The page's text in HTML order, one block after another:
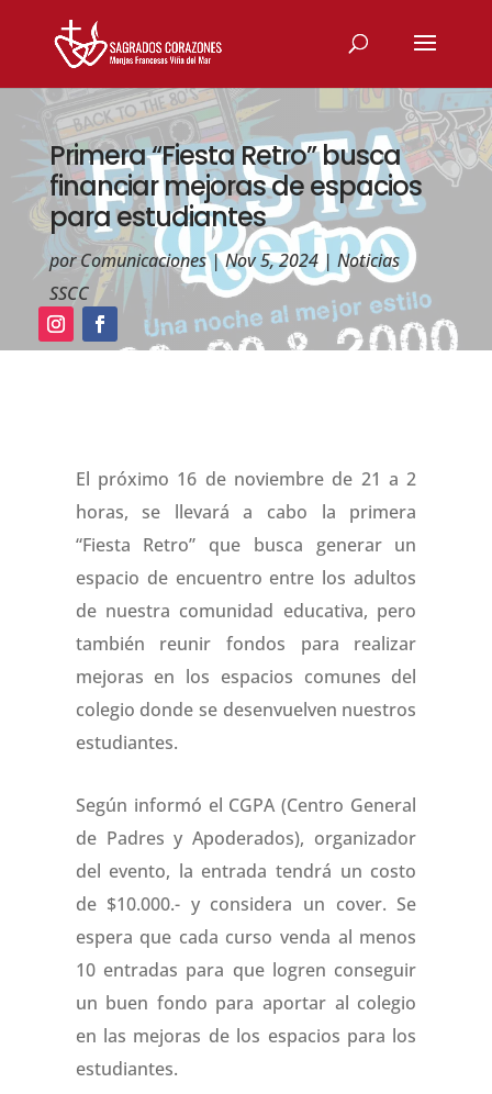
Primera “Fiesta Retro” busca
financiar mejoras de espacios
para estudiantes
porComunicaciones|Nov 5, 2024| Noticias
SSCC
El próximo 16 de noviembre de 21 a 2
horas, se llevará a cabo la primera
“Fiesta Retro” que busca generar un
espacio de encuentro entre los adultos
de nuestra comunidad educativa, pero
también reunir fondos para realizar
mejoras en los espacios comunes del
colegio donde se desenvuelven nuestros
estudiantes.
Según informó el CGPA (Centro General
de Padres y Apoderados), organizador
del evento, la entrada tendrá un costo
de $10.000.- y considera un cover. Se
espera que cada curso venda al menos
10 entradas para que logren conseguir
un buen fondo para aportar al colegio
en las mejoras de los espacios para los
estudiantes.